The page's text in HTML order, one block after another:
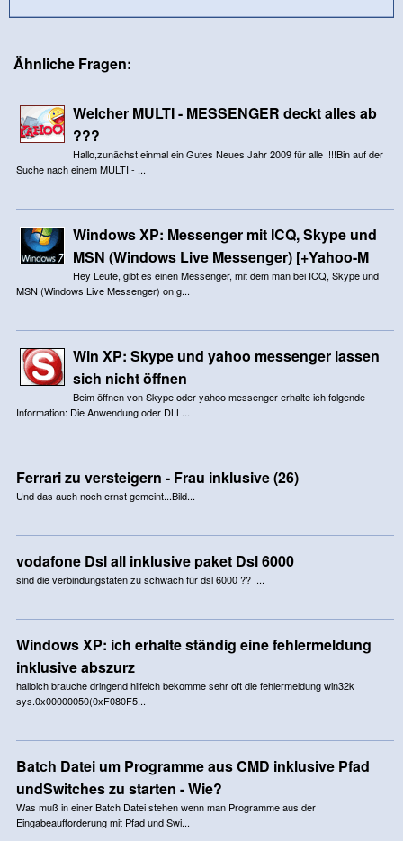
Ähnliche Fragen:
Welcher MULTI - MESSENGER deckt alles ab
???
Hallo,zunächst einmal ein Gutes Neues Jahr 2009 für alle !!!!Bin auf der
Suche nach einem MULTI - ...
Windows XP: Messenger mit ICQ, Skype und
MSN (Windows Live Messenger) [+Yahoo-M
Hey Leute, gibt es einen Messenger, mit dem man bei ICQ, Skype und
MSN (Windows Live Messenger) on g...
Win XP: Skype und yahoo messenger lassen
sich nicht öffnen
Beim öffnen von Skype oder yahoo messenger erhalte ich folgende
Information: Die Anwendung oder DLL...
Ferrari zu versteigern - Frau inklusive (26)
Und das auch noch ernst gemeint...Bild...
vodafone Dsl all inklusive paket Dsl 6000
sind die verbindungstaten zu schwach für dsl 6000 ?? ...
Windows XP: ich erhalte ständig eine fehlermeldung
inklusive abszurz
halloich brauche dringend hilfeich bekomme sehr oft die fehlermeldung win32k
sys.0x00000050(0xF080F5...
Batch Datei um Programme aus CMD inklusive Pfad
undSwitches zu starten - Wie?
Was muß in einer Batch Datei stehen wenn man Programme aus der
Eingabeaufforderung mit Pfad und Swi...